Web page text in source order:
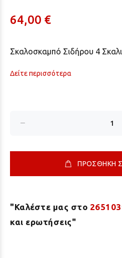
64,00 €
Σκαλοσκαμπό Σιδήρου 4
Δείτε περισσότερα
ΠΡΟΣΘΗΚΗ
"Καλέστε μας στο
και ερωτήσεις"